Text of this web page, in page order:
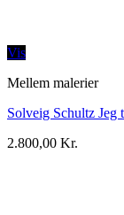
Vis
Mellem malerier
Solveig Schultz
2.800,00 Kr.